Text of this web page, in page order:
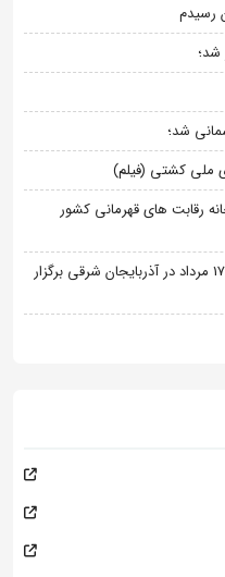
رسیدم
شد؛
شد؛
ملی کشتی (فیلم)
رقابت های قهرمانی کشور
اردوی تیم ملی کشتی ساحلی نوجوانان از 17 مرداد در آذربایجان شرقی برگزار